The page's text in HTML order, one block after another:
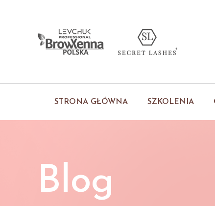
STRONA GŁÓWNA SZKOLENIA
Blog